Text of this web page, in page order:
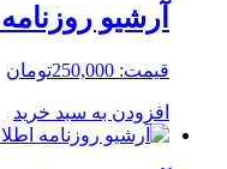
آرشیو روزنامه
قیمت: 250,000تومان
افزودن به سبد خرید